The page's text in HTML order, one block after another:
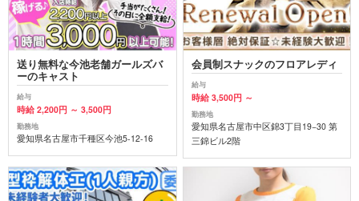
送り無料な今池老舗ガールズバ
ーのキャスト
給与
時給 2,200円 ～ 3,500円
勤務地
愛知県名古屋市千種区今池5-12-16
会員制スナックのフロアレディ
給与
時給 3,500円 ～
勤務地
愛知県名古屋市中区錦3丁目19−30 第
三錦ビル2階